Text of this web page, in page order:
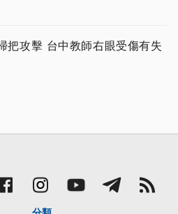
把攻擊 台中教師右眼受傷有失